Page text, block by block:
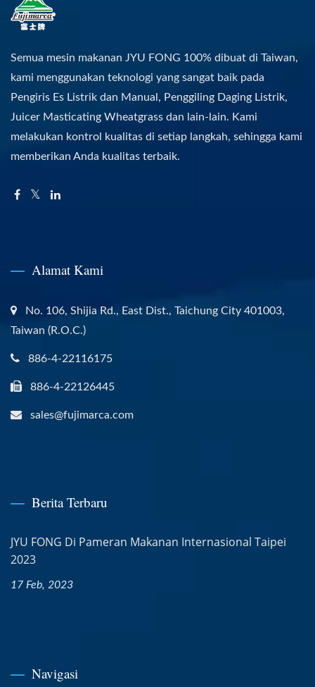
Semua mesin makanan JYU FONG 100% dibuat di Taiwan,
kami menggunakan teknologi yang sangat baik pada
Pengiris Es Listrik dan Manual, Penggiling Daging Listrik,
Juicer Masticating Wheatgrass dan lain-lain. Kami
melakukan kontrol kualitas di setiap langkah, sehingga kami
memberikan Anda kualitas terbaik.
Alamat Kami
No. 106, Shijia Rd., East Dist., Taichung City 401003,
Taiwan (R.O.C.)
886-4-22116175
886-4-22126445
sales@fujimarca.com
Berita Terbaru
JYU FONG Di Pameran Makanan Internasional Taipei
2023
17 Feb, 2023
Navigasi